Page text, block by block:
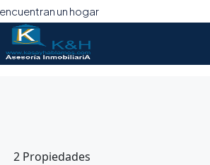
un hogar
2 Propiedades